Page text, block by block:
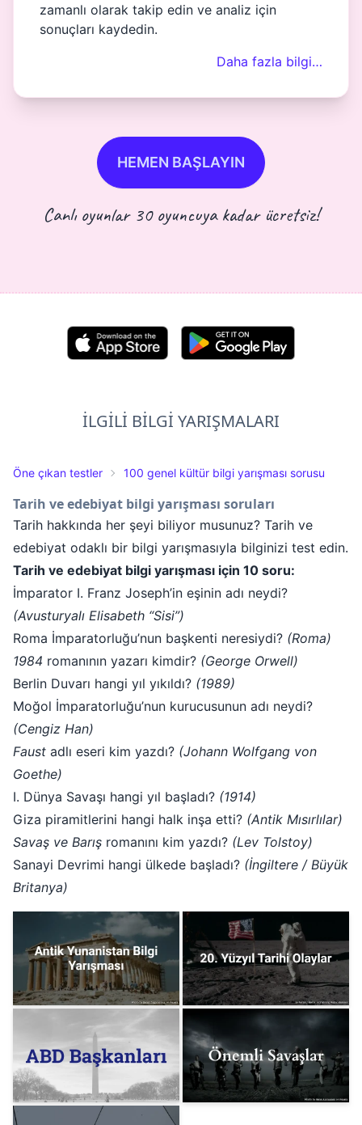
zamanlı olarak takip edin ve analiz için
sonuçları kaydedin.
Daha fazla bilgi…
HEMEN BAŞLAYIN
Canlı oyunlar 30 oyuncuya kadar ücretsiz!
İLGİLİ BİLGİ YARIŞMALARI
Öne çıkan testler 100 genel kültür bilgi yarışması sorusu
Tarih ve edebiyat bilgi yarışması soruları
Tarih hakkında her şeyi biliyor musunuz? Tarih ve
edebiyat odaklı bir bilgi yarışmasıyla bilginizi test edin.
Tarih ve edebiyat bilgi yarışması için 10 soru:
İmparator I. Franz Joseph’in eşinin adı neydi?
(Avusturyalı Elisabeth “Sisi”)
Roma İmparatorluğu’nun başkenti neresiydi? (Roma)
1984 romanının yazarı kimdir? (George Orwell)
Berlin Duvarı hangi yıl yıkıldı? (1989)
Moğol İmparatorluğu’nun kurucusunun adı neydi?
(Cengiz Han)
Faust adlı eseri kim yazdı? (Johann Wolfgang von
Goethe)
I. Dünya Savaşı hangi yıl başladı? (1914)
Giza piramitlerini hangi halk inşa etti? (Antik Mısırlılar)
Savaş ve Barış romanını kim yazdı? (Lev Tolstoy)
Sanayi Devrimi hangi ülkede başladı? (İngiltere / Büyük
Britanya)